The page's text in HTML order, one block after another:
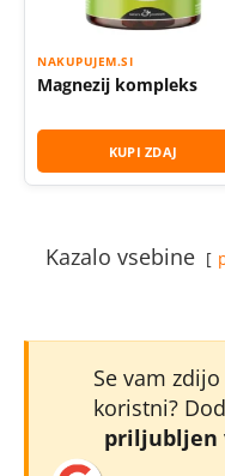
NAKUPUJEM.SI
Magnezij kompleks
KUPI ZDAJ
Kazalo vsebine
Se vam
koristni?
priljubljen